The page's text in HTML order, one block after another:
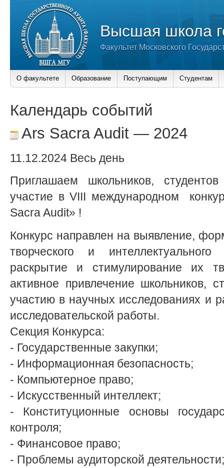
Высшая школа
Факультет Московского
О факультете Образование Поступающим Студентам
Календарь событий
Ars Sacra Audit — 2024
11.12.2024 Весь день
Приглашаем школьников,
участие в VIII международном
Sacra Audit» !
Конкурс направлен на выявление,
творческого и интеллектуального
раскрытие и стимулирование их
активное привлечение школьников,
участию в научных исследованиях и
исследовательской работы.
Секция Конкурса:
- Государственные закупки;
- Информационная безопасность;
- Компьютерное право;
- Искусственный интеллект;
- Конституционные основы
контроля;
- Финансовое право;
- Проблемы аудиторской деятельности;